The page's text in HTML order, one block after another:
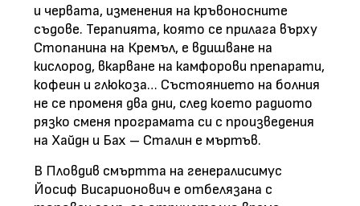
и червата, изменения на кръвоносните
съдове. Терапията, която се прилага върху
Стопанина на Кремъл, е вдишване на
кислород, вкарване на камфорови препарати,
кофеин и глюкоза… Състоянието на болния
не се променя два дни, след което радиото
рязко сменя програмата си с произведения
на Хайдн и Бах – Сталин е мъртъв.
В Пловдив смъртта на генералисимус
Йосиф Висарионович е отбелязана с